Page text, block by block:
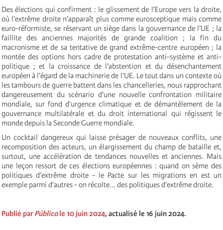
Des élections qui confirment : le glissement de l’Europe vers la droite,
où l’extrême droite n’apparaît plus comme eurosceptique mais comme
euro-réformiste, se réservant un siège dans la gouvernance de l’UE ; la
faillite des anciennes majorités de grande coalition ; la fin du
macronisme et de sa tentative de grand extrême-centre européen ; la
montée des options hors cadre de protestation anti-système et anti-
politique ; et la croissance de l’abstention et du désenchantement
européen à l’égard de la machinerie de l’UE. Le tout dans un contexte où
les tambours de guerre battent dans les chancelleries, nous rapprochant
dangereusement du scénario d’une nouvelle confrontation militaire
mondiale, sur fond d’urgence climatique et de démantèlement de la
gouvernance multilatérale et du droit international qui régissent le
monde depuis la Seconde Guerre mondiale.
Un cocktail dangereux qui laisse présager de nouveaux conflits, une
recomposition des acteurs, un élargissement du champ de bataille et,
surtout, une accélération de tendances nouvelles et anciennes. Mais
une leçon ressort de ces élections européennes : quand on sème des
politiques d’extrême droite - le Pacte sur les migrations en est un
exemple parmi d’autres - on récolte... des politiques d’extrême droite.
Publié parPúblicole 10 juin 2024, actualisé le 16 juin 2024.